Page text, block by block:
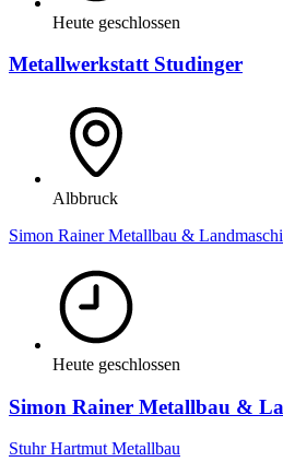
Heute geschlossen
Metallwerkstatt Studinger
Albbruck
Simon Rainer Metallbau &
Heute geschlossen
Simon Rainer Metallbau &
Stuhr Hartmut Metallbau